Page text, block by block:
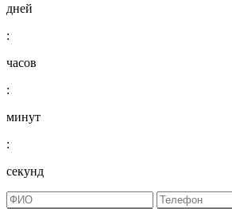
дней
:
часов
:
минут
:
секунд